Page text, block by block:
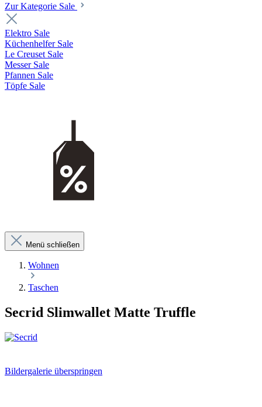
Zur Kategorie Sale
Elektro Sale
Küchenhelfer Sale
Le Creuset Sale
Messer Sale
Pfannen Sale
Töpfe Sale
Menü schließen
Wohnen
Taschen
Secrid Slimwallet Matte Truffle
Bildergalerie überspringen